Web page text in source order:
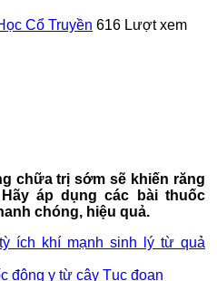
Cổ Truyền 616 Lượt xem
chữa trị sớm sẽ khiến răng
áp dụng các bài thuốc
chóng, hiệu quả.
ích khí mạnh sinh lý từ quả
đông y từ cây Tục đoạn